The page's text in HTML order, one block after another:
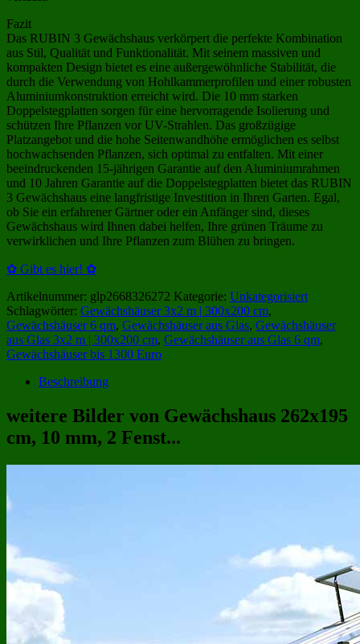
Fazit
Das RUBIN 3 Gewächshaus verkörpert die perfekte Kombination
aus Stil, Qualität und Funktionalität. Mit seinem massiven und
kompakten Design bietet es eine außergewöhnliche Stabilität, die
durch die Verwendung von Hohlkammerprofilen und einer robusten
Aluminiumkonstruktion erreicht wird. Die 10 mm starken
Doppelstegplatten sorgen für eine hervorragende Isolierung und
schützen Ihre Pflanzen vor UV-Strahlen. Das großzügige
Platzangebot und die hohe Seitenwandhöhe ermöglichen es selbst
hochwachsenden Pflanzen, sich optimal zu entfalten. Mit einer
beeindruckenden 15-jährigen Garantie auf den Aluminiumrahmen
und 10 Jahren Garantie auf die Doppelstegplatten bietet das RUBIN
3 Gewächshaus eine langfristige Investition in Ihren Garten. Egal,
ob Sie ein erfahrener Gärtner oder ein Anfänger sind, dieses
Gewächshaus wird Ihnen dabei helfen, Ihre grünen Träume zu
verwirklichen und Ihre Pflanzen zum Blühen zu bringen.
✿ Gibt es hier! ✿
Artikelnummer: glp2668326272 Kategorie: Unkategorisiert
Schlagwörter: Gewächshäuser 3x2 m | 300x200 cm,
Gewächshäuser 6 qm, Gewächshäuser aus Glas, Gewächshäuser
aus Glas 3x2 m | 300x200 cm, Gewächshäuser aus Glas 6 qm,
Gewächshäuser bis 1300 Euro
Beschreibung
weitere Bilder von Gewächshaus 262x195
cm, 10 mm, 2 Fenst...